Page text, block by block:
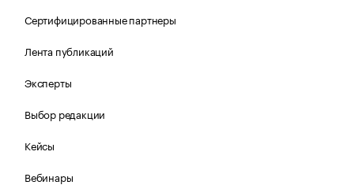
Сертифицированные партнеры
Лента публикаций
Эксперты
Выбор редакции
Кейсы
Вебинары